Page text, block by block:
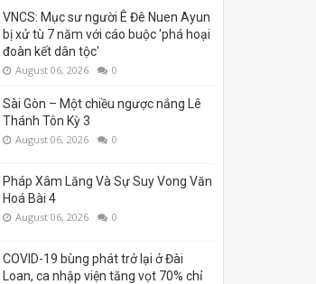
VNCS: Mục sư người Ê Đê Nuen Ayun
bị xử tù 7 năm với cáo buộc 'phá hoại
đoàn kết dân tộc'
August 06, 2026 0
Sài Gòn – Một chiều ngược nắng Lê
Thánh Tôn Kỳ 3
August 06, 2026 0
Pháp Xâm Lăng Và Sự Suy Vong Văn
Hoá Bài 4
August 06, 2026 0
COVID-19 bùng phát trở lại ở Đài
Loan, ca nhập viện tăng vọt 70% chỉ